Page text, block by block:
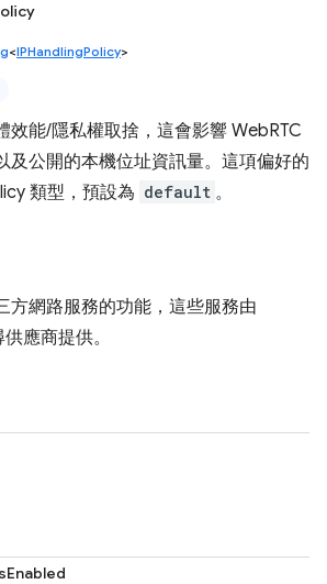
<IPHandlingPolicy>
效能/隱私權取捨，這會影響 WebRTC
及公開的本機位址資訊量。這項偏好的
類型，預設為 default 。
方網路服務的功能，這些服務由
應商提供。